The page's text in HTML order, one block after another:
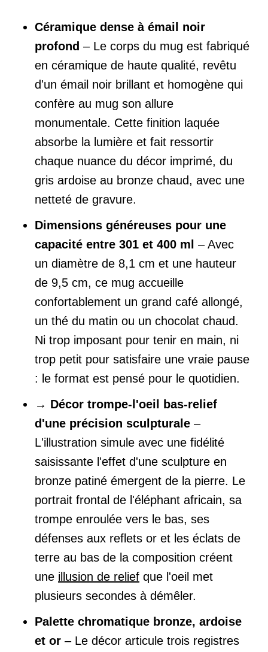
Céramique dense à émail noir
profond – Le corps du mug est fabriqué
en céramique de haute qualité, revêtu
d'un émail noir brillant et homogène qui
confère au mug son allure
monumentale. Cette finition laquée
absorbe la lumière et fait ressortir
chaque nuance du décor imprimé, du
gris ardoise au bronze chaud, avec une
netteté de gravure.
Dimensions généreuses pour une
capacité entre 301 et 400 ml – Avec
un diamètre de 8,1 cm et une hauteur
de 9,5 cm, ce mug accueille
confortablement un grand café allongé,
un thé du matin ou un chocolat chaud.
Ni trop imposant pour tenir en main, ni
trop petit pour satisfaire une vraie pause
: le format est pensé pour le quotidien.
→ Décor trompe-l'oeil bas-relief
d'une précision sculpturale –
L'illustration simule avec une fidélité
saisissante l'effet d'une sculpture en
bronze patiné émergent de la pierre. Le
portrait frontal de l'éléphant africain, sa
trompe enroulée vers le bas, ses
défenses aux reflets or et les éclats de
terre au bas de la composition créent
une illusion de relief que l'oeil met
plusieurs secondes à démêler.
Palette chromatique bronze, ardoise
et or – Le décor articule trois registres